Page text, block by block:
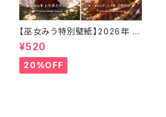
【巫女みう特別壁紙】2026年 上
半期 白兎導姫〈カレンダー無し・
1ヶ月利用コード付き〉
¥520
20%OFF